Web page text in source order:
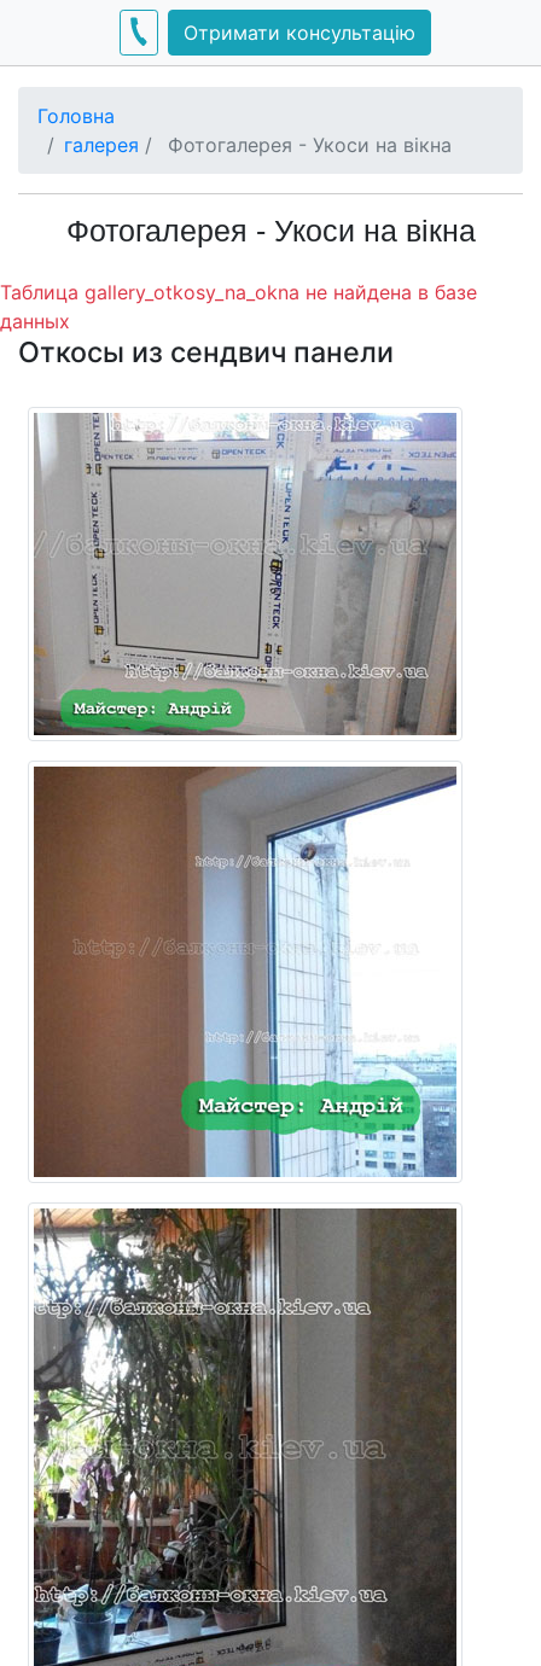
Отримати консультацію
Головна
галерея / Фотогалерея - Укоси на вікна
Фотогалерея - Укоси на вікна
Таблица gallery_otkosy_na_okna не найдена в базе
данных
Откосы из сендвич панели